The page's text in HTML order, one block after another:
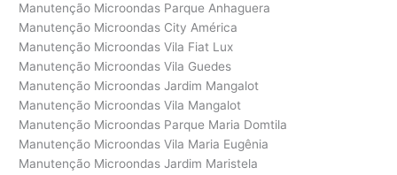
Manutenção Microondas Parque Anhaguera
Manutenção Microondas City América
Manutenção Microondas Vila Fiat Lux
Manutenção Microondas Vila Guedes
Manutenção Microondas Jardim Mangalot
Manutenção Microondas Vila Mangalot
Manutenção Microondas Parque Maria Domtila
Manutenção Microondas Vila Maria Eugênia
Manutenção Microondas Jardim Maristela